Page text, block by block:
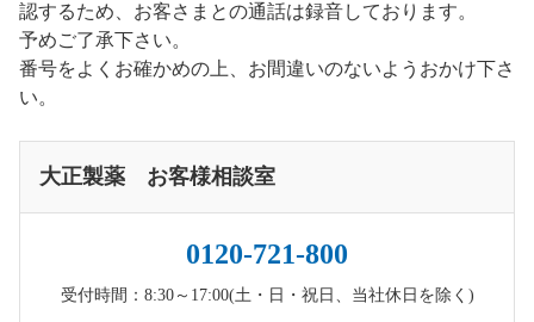
認するため、お客さまとの通話は録音しております。
予めご了承下さい。
番号をよくお確かめの上、お間違いのないようおかけ下さ
い。
大正製薬 お客様相談室
0120-721-800
受付時間：8:30～17:00(土・日・祝日、当社休日を除く)